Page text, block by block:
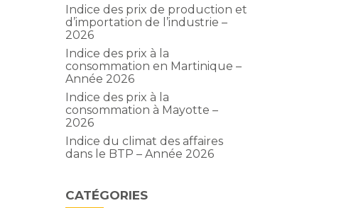
Indice des prix de production et
d’importation de l’industrie –
2026
Indice des prix à la
consommation en Martinique –
Année 2026
Indice des prix à la
consommation à Mayotte –
2026
Indice du climat des affaires
dans le BTP – Année 2026
CATÉGORIES